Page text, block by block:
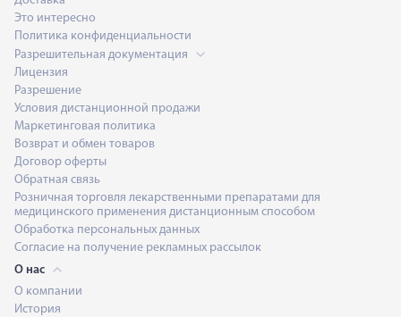
Это интересно
Политика конфиденциальности
Разрешительная документация
Лицензия
Разрешение
Условия дистанционной продажи
Маркетинговая политика
Возврат и обмен товаров
Договор оферты
Обратная связь
Розничная торговля лекарственными препаратами для
медицинского применения дистанционным способом
Обработка персональных данных
Согласие на получение рекламных рассылок
О нас
О компании
История